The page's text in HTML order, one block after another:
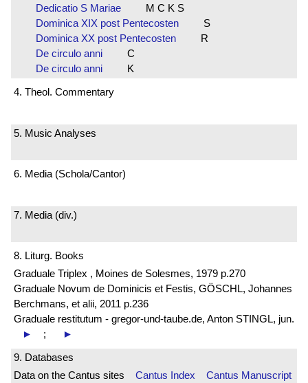
Dedicatio S Mariae
M C K S
Dominica XIX post Pentecosten
S
Dominica XX post Pentecosten
R
De circulo anni
C
De circulo anni
K
4. Theol. Commentary
5. Music Analyses
6. Media (Schola/Cantor)
7. Media (div.)
8. Liturg. Books
Graduale Triplex , Moines de Solesmes, 1979 p.270
Graduale Novum de Dominicis et Festis, GÖSCHL, Johannes
Berchmans, et alii, 2011 p.236
Graduale restitutum - gregor-und-taube.de, Anton STINGL, jun.
►
;
►
9. Databases
Data on the Cantus sites Cantus Index
Cantus Manuscript